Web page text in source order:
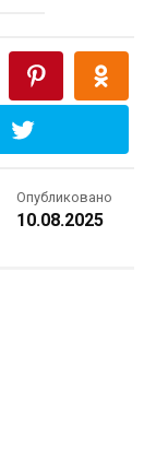
Опубликовано
10.08.2025